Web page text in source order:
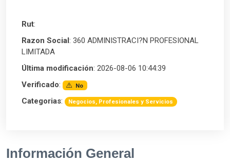
Rut:
Razon Social : 360 ADMINISTRACI?N PROFESIONAL
LIMITADA
Última modificación: 2026-08-06 10:44:39
Verificado: No
Categorias: Negocios, Profesionales y Servicios
Información General